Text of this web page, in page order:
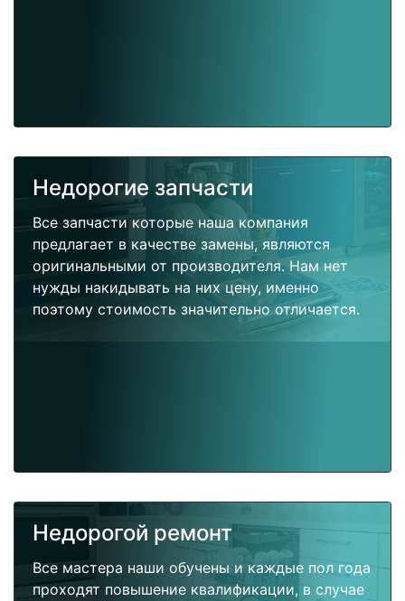
Недорогие запчасти
Все запчасти которые наша компания
предлагает в качестве замены, являются
оригинальными от производителя. Нам нет
нужды накидывать на них цену, именно
поэтому стоимость значительно отличается.
Недорогой ремонт
Все мастера наши обучены и каждые пол года
проходят повышение квалификации, в случае